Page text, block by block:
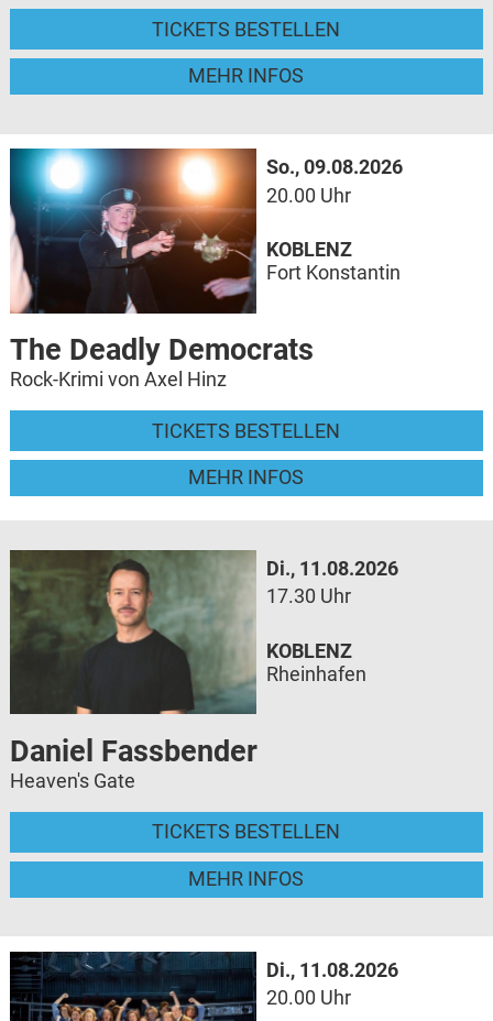
TICKETS BESTELLEN
MEHR INFOS
So., 09.08.2026
20.00 Uhr
The Deadly Democrats
Rock-Krimi von Axel Hinz
TICKETS BESTELLEN
MEHR INFOS
KOBLENZ
Fort Konstantin
Di., 11.08.2026
17.30 Uhr
Daniel Fassbender
Heaven's Gate
TICKETS BESTELLEN
MEHR INFOS
KOBLENZ
Rheinhafen
Di., 11.08.2026
20.00 Uhr